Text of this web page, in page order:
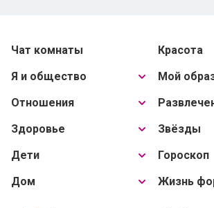
Чат комнаты
Я и общество
Отношения
Здоровье
Дети
Дом
Красота
Мой
Звёзды
Гороскоп
Жизнь